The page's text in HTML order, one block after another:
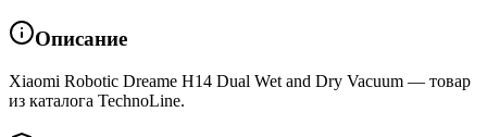
Описание
Xiaomi Robotic Dreame H14 Dual Wet and Dry Vacuum — товар
из каталога TechnoLine.